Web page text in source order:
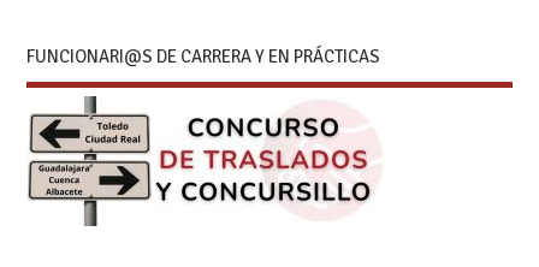
FUNCIONARI@S DE CARRERA Y EN PRÁCTICAS